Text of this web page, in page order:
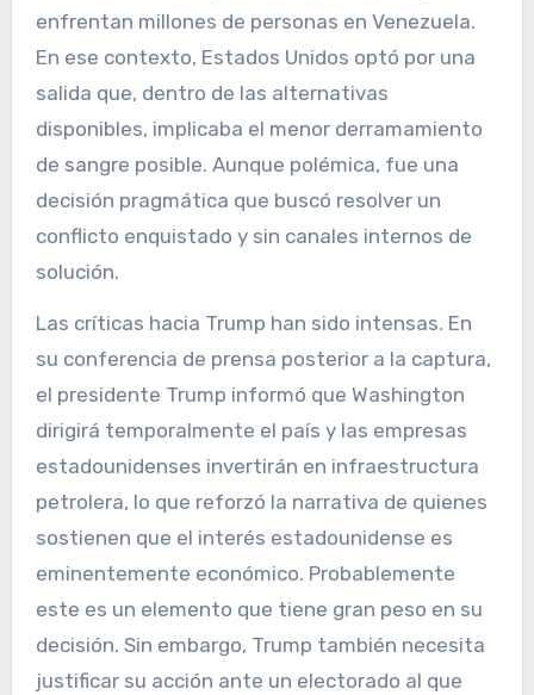
enfrentan millones de personas en Venezuela.
En ese contexto, Estados Unidos optó por una
salida que, dentro de las alternativas
disponibles, implicaba el menor derramamiento
de sangre posible. Aunque polémica, fue una
decisión pragmática que buscó resolver un
conflicto enquistado y sin canales internos de
solución.
Las críticas hacia Trump han sido intensas. En
su conferencia de prensa posterior a la captura,
el presidente Trump informó que Washington
dirigirá temporalmente el país y las empresas
estadounidenses invertirán en infraestructura
petrolera, lo que reforzó la narrativa de quienes
sostienen que el interés estadounidense es
eminentemente económico. Probablemente
este es un elemento que tiene gran peso en su
decisión. Sin embargo, Trump también necesita
justificar su acción ante un electorado al que